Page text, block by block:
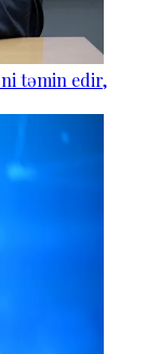
təmin edir,